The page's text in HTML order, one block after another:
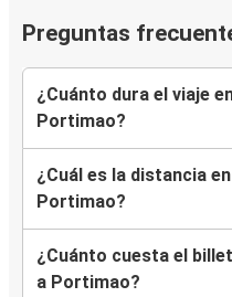
Preguntas
¿Cuánto dura el viaje
Portimao?
¿Cuál es la distancia
Portimao?
¿Cuánto cuesta el
a Portimao?